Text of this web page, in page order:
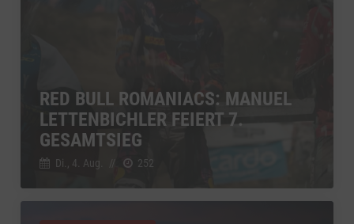
RED BULL ROMANIACS: MANUEL
LETTENBICHLER FEIERT 7.
GESAMTSIEG
Di., 4. Aug. 252